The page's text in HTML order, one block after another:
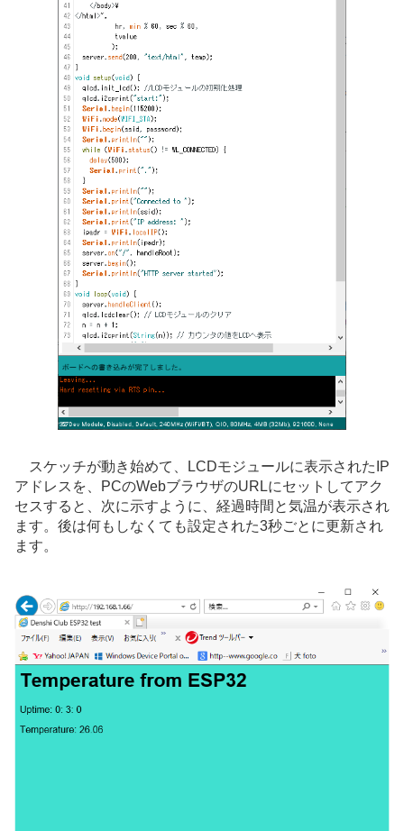
スケッチが動き始めて、LCDモジュールに表示されたIP
アドレスを、PCのWebブラウザのURLにセットしてアク
セスすると、次に示すように、経過時間と気温が表示され
ます。後は何もしなくても設定された3秒ごとに更新され
ます。